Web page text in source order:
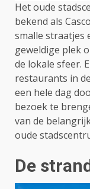
Het oude
bekend als
smalle straatjes
geweldige plek
de lokale sfeer.
restaurants in
een hele dag
bezoek te
van de
oude
De